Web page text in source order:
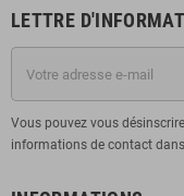
LETTRE
Vous pouvez vous
informations de contact